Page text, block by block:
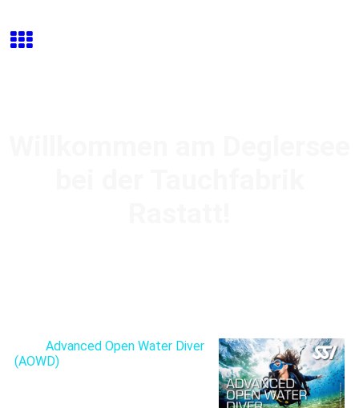
Advanced Open Water Diver
(AOWD)